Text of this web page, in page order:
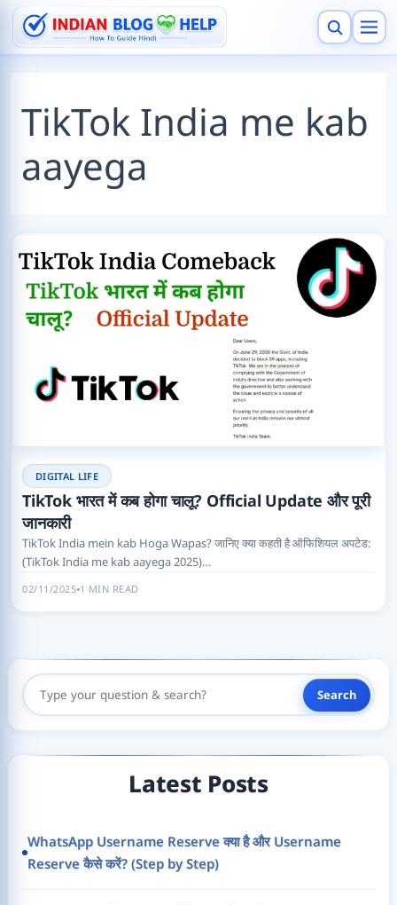
Skip
content
TikTok India me kab
aayega
DIGITAL LIFE
TikTok भारत में कब होगा चालू? Official Update और पूरी
जानकारी
TikTok India mein kab Hoga Wapas? जानिए क्या कहती है ऑफिशियल अपटेड:
(TikTok India me kab aayega 2025)…
02/11/2025 1 MIN READ
Search
Search
Latest Posts
WhatsApp Username Reserve क्या है और Username
Reserve कैसे करें? (Step by Step)